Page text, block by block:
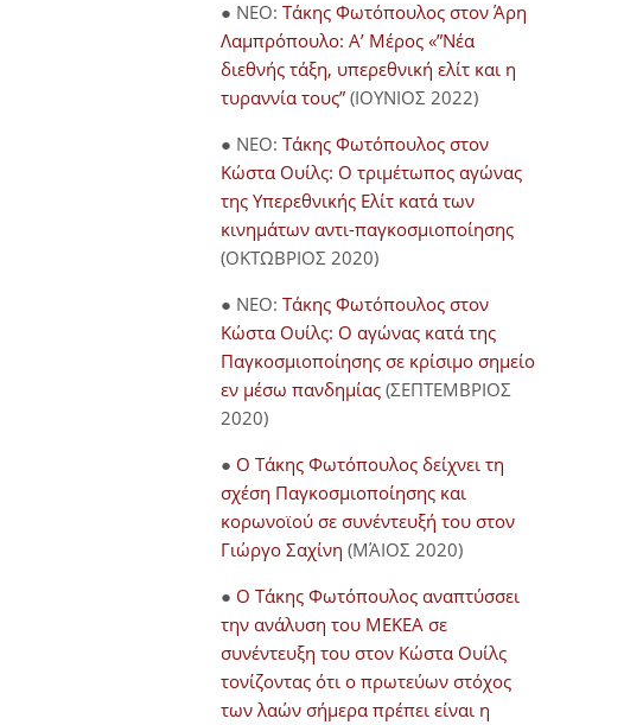
● NEO: Τάκης Φωτόπουλος στον Άρη
Λαμπρόπουλο: Α’ Μέρος «”Νέα
διεθνής τάξη, υπερεθνική ελίτ και η
τυραννία τους” (ΙΟΥΝΙΟΣ 2022)
● NEO: Τάκης Φωτόπουλος στον
Κώστα Ουίλς: Ο τριμέτωπος αγώνας
της Υπερεθνικής Ελίτ κατά των
κινημάτων αντι-παγκοσμιοποίησης
(ΟΚΤΩΒΡΙΟΣ 2020)
● NEO: Τάκης Φωτόπουλος στον
Κώστα Ουίλς: Ο αγώνας κατά της
Παγκοσμιοποίησης σε κρίσιμο σημείο
εν μέσω πανδημίας (ΣΕΠΤΕΜΒΡΙΟΣ
2020)
● Ο Τάκης Φωτόπουλος δείχνει τη
σχέση Παγκοσμιοποίησης και
κορωνοϊού σε συνέντευξή του στον
Γιώργο Σαχίνη (ΜΆΙΟΣ 2020)
● O Τάκης Φωτόπουλος αναπτύσσει
την ανάλυση του ΜΕΚΕΑ σε
συνέντευξη του στον Κώστα Ουίλς
τονίζοντας ότι ο πρωτεύων στόχος
των λαών σήμερα πρέπει είναι η